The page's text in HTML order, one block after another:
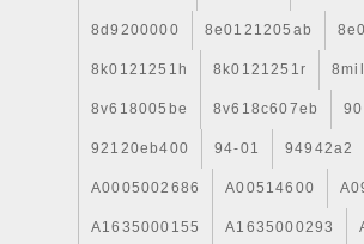
8d9200000 8e0121205ab
8k0121251h 8k0121251r
8v618005be 8v618c607eb
92120eb400 94-01 94942a2
A0005002686 A00514600
A1635000155 A1635000293